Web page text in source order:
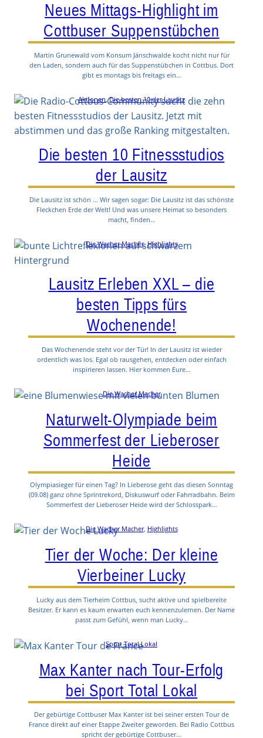
Neues Mittags-Highlight im
Cottbuser Suppenstübchen
Martin Grunewald vom Konsum Jänschwalde kocht nicht nur für
den Laden, sondern auch für das Suppenstübchen in Cottbus. Dort
gibt es montags bis freitags ein…
Aktionen, Die besten 10 der Lausitz
Die besten 10 Fitnessstudios
der Lausitz
Die Lausitz ist schön … Wir sagen sogar: Die Lausitz ist das schönste
Fleckchen Erde der Welt! Und was unsere Heimat so besonders
macht, finden…
Die Wacher Macher, Highlights
Lausitz Erleben XXL – die
besten Tipps fürs
Wochenende!
Das Wochenende steht vor der Tür! In der Lausitz ist wieder
ordentlich was los. Egal ob rausgehen, entdecken oder einfach
inspirieren lassen. Hier kommen Eure…
Die Wacher Macher
Naturwelt-Olympiade beim
Sommerfest der Lieberoser
Heide
Olympiasieger für einen Tag? In Lieberose geht das diesen Sonntag
(09.08) ganz ohne Sprintrekord, Diskuswurf oder Fahrradbahn. Beim
Sommerfest der Lieberoser Heide wird der Schlosspark…
Die Wacher Macher, Highlights
Tier der Woche: Der kleine
Vierbeiner Lucky
Lucky aus dem Tierheim Cottbus, sucht aktive und spielbereite
Besitzer. Er kann es kaum erwarten euch kennenzulernen. Der Name
passt zum Gefühl, wenn man Lucky…
Sport Total Lokal
Max Kanter nach Tour-Erfolg
bei Sport Total Lokal
Der gebürtige Cottbuser Max Kanter ist bei seiner ersten Tour de
France direkt auf einer Etappe Zweiter geworden. Bei Radio Cottbus
spricht der gebürtige Cottbuser…